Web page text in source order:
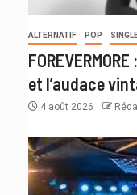
ALTERNATIF POP
et l’audace
4 août 2026